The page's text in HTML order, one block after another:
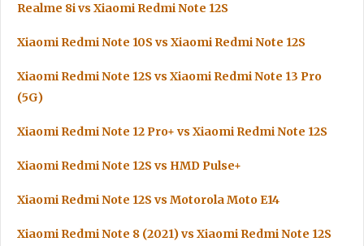
Realme 8i vs Xiaomi Redmi Note 12S
Xiaomi Redmi Note 10S vs Xiaomi Redmi Note 12S
Xiaomi Redmi Note 12S vs Xiaomi Redmi Note 13 Pro
(5G)
Xiaomi Redmi Note 12 Pro+ vs Xiaomi Redmi Note 12S
Xiaomi Redmi Note 12S vs HMD Pulse+
Xiaomi Redmi Note 12S vs Motorola Moto E14
Xiaomi Redmi Note 8 (2021) vs Xiaomi Redmi Note 12S